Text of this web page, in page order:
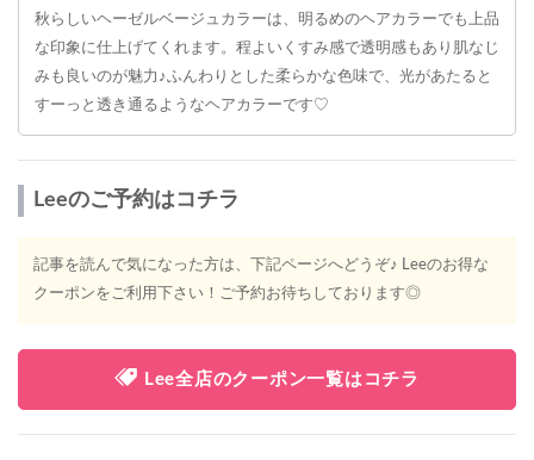
秋らしいヘーゼルベージュカラーは、明るめのヘアカラーでも上品
な印象に仕上げてくれます。程よいくすみ感で透明感もあり肌なじ
みも良いのが魅力♪ふんわりとした柔らかな色味で、光があたると
すーっと透き通るようなヘアカラーです♡
Leeのご予約はコチラ
記事を読んで気になった方は、下記ページへどうぞ♪ Leeのお得な
クーポンをご利用下さい！ご予約お待ちしております◎
Lee全店のクーポン一覧はコチラ